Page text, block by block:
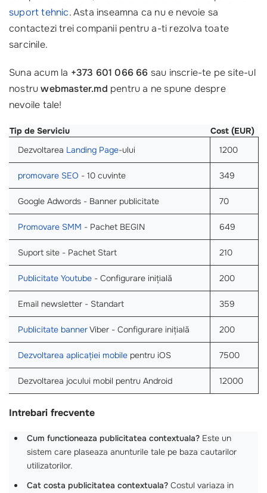
suport tehnic. Asta inseamna ca nu e nevoie sa
contactezi trei companii pentru a-ti rezolva toate
sarcinile.
Suna acum la +373 601 066 66 sau inscrie-te pe site-ul
nostruwebmaster.md pentru a ne spune despre
nevoile tale!
Tip de Serviciu
Cost (EUR)
Dezvoltarea Landing Page-ului 1200
promovare SEO - 10 cuvinte 349
Google Adwords - Banner publicitate 70
Promovare SMM - Pachet BEGIN 649
Suport site - Pachet Start 210
Publicitate Youtube - Configurare inițială 200
Email newsletter - Standart 359
Publicitate bannerViber - Configurare inițială 200
Dezvoltarea aplicației mobile pentru iOS 7500
Dezvoltarea jocului mobil pentru Android 12000
Intrebari frecvente
Cum functioneaza publicitatea contextuala? Este un
sistem care plaseaza anunturile tale pe baza cautarilor
utilizatorilor.
Cat costa publicitatea contextuala? Costul variaza in